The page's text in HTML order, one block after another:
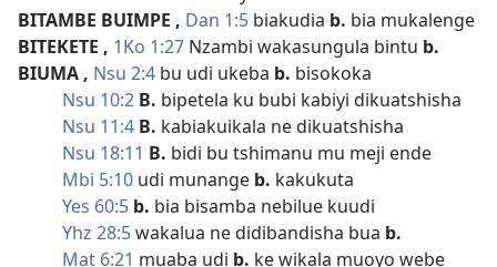
BITAMBE BUIMPE , Dan 1:5 biakudia b. bia mukalenge
BITEKETE , 1Ko 1:27 Nzambi wakasungula bintu b.
BIUMA , Nsu 2:4 bu udi ukeba b. bisokoka
Nsu 10:2 B. bipetela ku bubi kabiyi dikuatshisha
Nsu 11:4 B. kabiakuikala ne dikuatshisha
Nsu 18:11 B. bidi bu tshimanu mu meji ende
Mbi 5:10 udi munange b. kakukuta
Yes 60:5 b. bia bisamba nebilue kuudi
Yhz 28:5wakalua ne didibandisha bua b.
Mat 6:21 muaba udi b. ke wikala muoyo webe